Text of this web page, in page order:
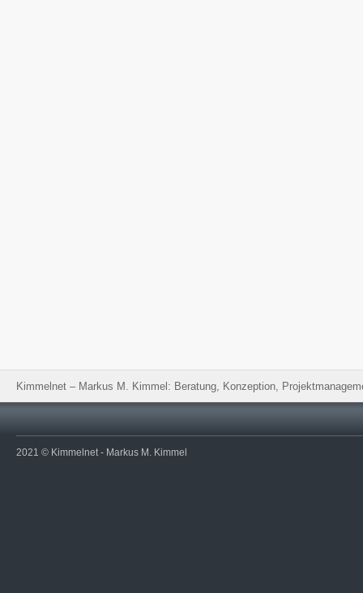
Kimmelnet – Markus M. Kimmel: Beratung, Konzeption,
2021 © Kimmelnet - Markus M. Kimmel